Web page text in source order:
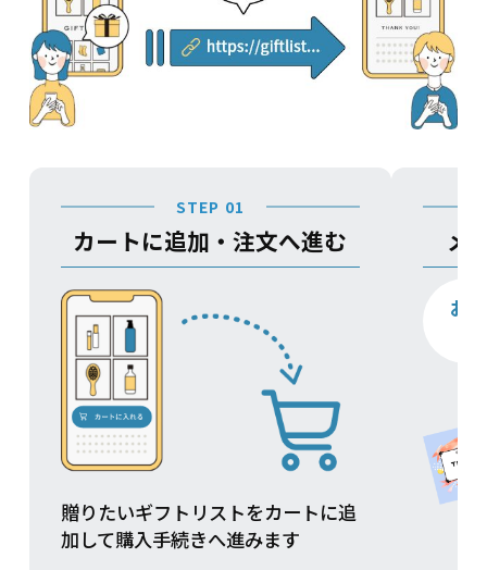
STEP 01
カートに追加・注文へ進む
贈りたいギフトリストをカートに追
加して購入手続きへ進みます
メ
お